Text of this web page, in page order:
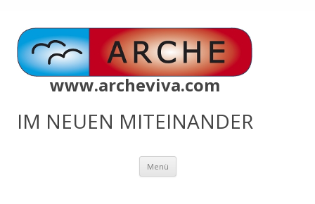
www.archeviva.com
IM NEUEN MITEINANDER
Menü Zum
springen